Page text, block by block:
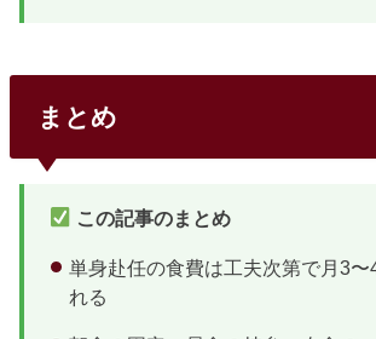
まとめ
この記事のまとめ
単身赴任の食費は工夫次第で月3〜
れる